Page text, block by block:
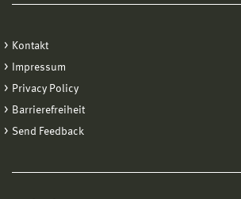
Kontakt
Impressum
Privacy Policy
Barrierefreiheit
Send Feedback